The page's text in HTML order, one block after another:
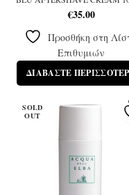
€35.00
Προσθήκη στη
Επιθυμιών
ΔΙΑΒΆΣΤΕ
SOLD
OUT